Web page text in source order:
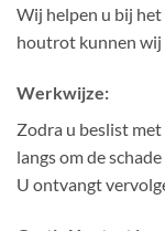
Wij helpen u bij
houtrot kunnen wij
Werkwijze:
Zodra u beslist
langs om de
U ontvangt